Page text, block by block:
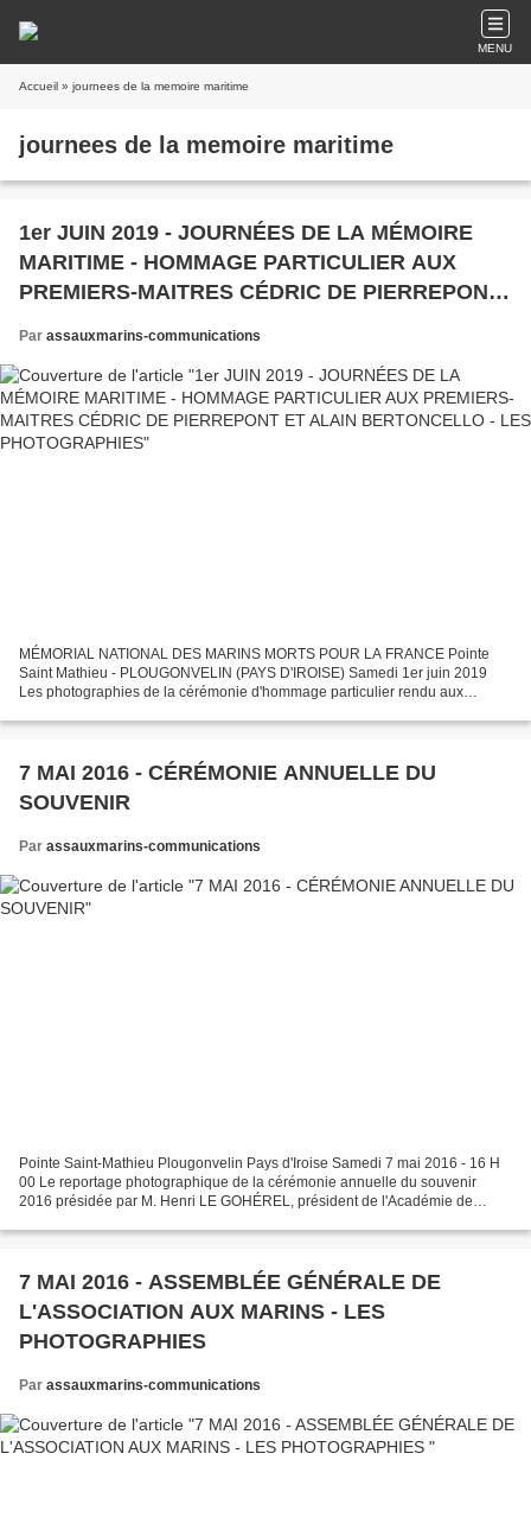
MENU
Accueil » journees de la memoire maritime
journees de la memoire maritime
1er JUIN 2019 - JOURNÉES DE LA MÉMOIRE
MARITIME - HOMMAGE PARTICULIER AUX
PREMIERS-MAITRES CÉDRIC DE PIERREPONT
Par assauxmarins-communications
MÉMORIAL NATIONAL DES MARINS MORTS POUR LA FRANCE Pointe
Saint Mathieu - PLOUGONVELIN (PAYS D'IROISE) Samedi 1er juin 2019
Les photographies de la cérémonie d'hommage particulier rendu aux
7 MAI 2016 - CÉRÉMONIE ANNUELLE DU
SOUVENIR
Par assauxmarins-communications
Pointe Saint-Mathieu Plougonvelin Pays d'Iroise Samedi 7 mai 2016 - 16 H
00 Le reportage photographique de la cérémonie annuelle du souvenir
2016 présidée par M. Henri LE GOHÉREL, président de l'Académie de
7 MAI 2016 - ASSEMBLÉE GÉNÉRALE DE
L'ASSOCIATION AUX MARINS - LES
PHOTOGRAPHIES
Par assauxmarins-communications